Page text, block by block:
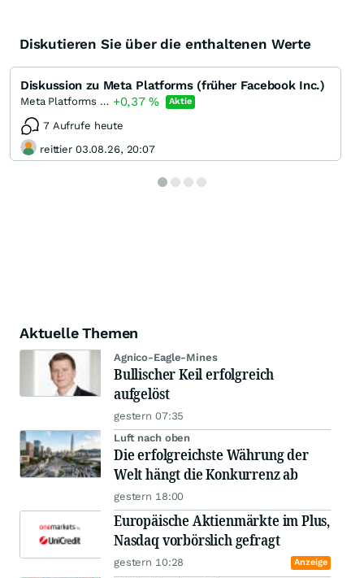
Diskutieren Sie über die enthaltenen Werte
Diskussion zu Meta Platforms (früher Facebook Inc.)
Meta Platforms (A) +0,37% Aktie
7 Aufrufe heute
reittier 03.08.26, 20:07
Aktuelle Themen
Agnico-Eagle-Mines
Bullischer Keil erfolgreich
aufgelöst
gestern 07:35
Luft nach oben
Die erfolgreichste Währung der
Welt hängt die Konkurrenz ab
gestern 18:00
Europäische Aktienmärkte im Plus,
Nasdaq vorbörslich gefragt
gestern 10:28 Anzeige